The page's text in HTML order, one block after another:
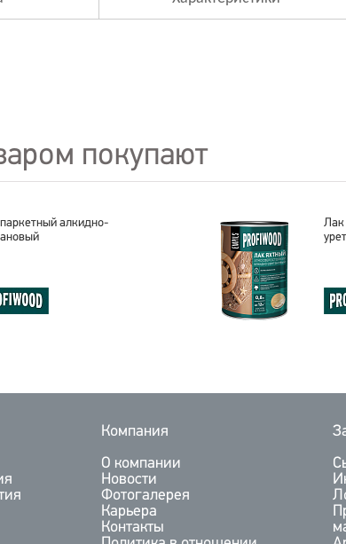
покупают
алкидно-
Лак
Компания
О компании
Новости
Фотогалерея
Карьера
Контакты